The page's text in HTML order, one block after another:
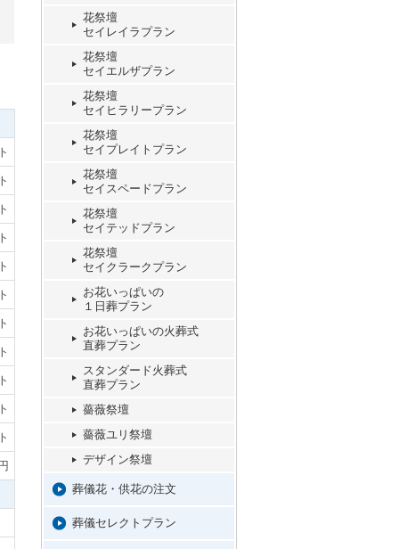
花祭壇
セイレイラプラン
花祭壇
セイエルザプラン
花祭壇
セイヒラリープラン
花祭壇
セイプレイトプラン
花祭壇
セイスペードプラン
花祭壇
セイテッドプラン
花祭壇
セイクラークプラン
お花いっぱいの
１日葬プラン
お花いっぱいの火葬式
直葬プラン
スタンダード火葬式
直葬プラン
薔薇祭壇
薔薇ユリ祭壇
デザイン祭壇
葬儀花・供花の注文
葬儀セレクトプラン